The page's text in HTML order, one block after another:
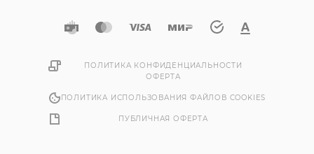
ПОЛИТИКА КОНФИДЕНЦИАЛЬНОСТИ
ОФЕРТА
ПОЛИТИКА ИСПОЛЬЗОВАНИЯ ФАЙЛОВ COOKIES
ПУБЛИЧНАЯ ОФЕРТА